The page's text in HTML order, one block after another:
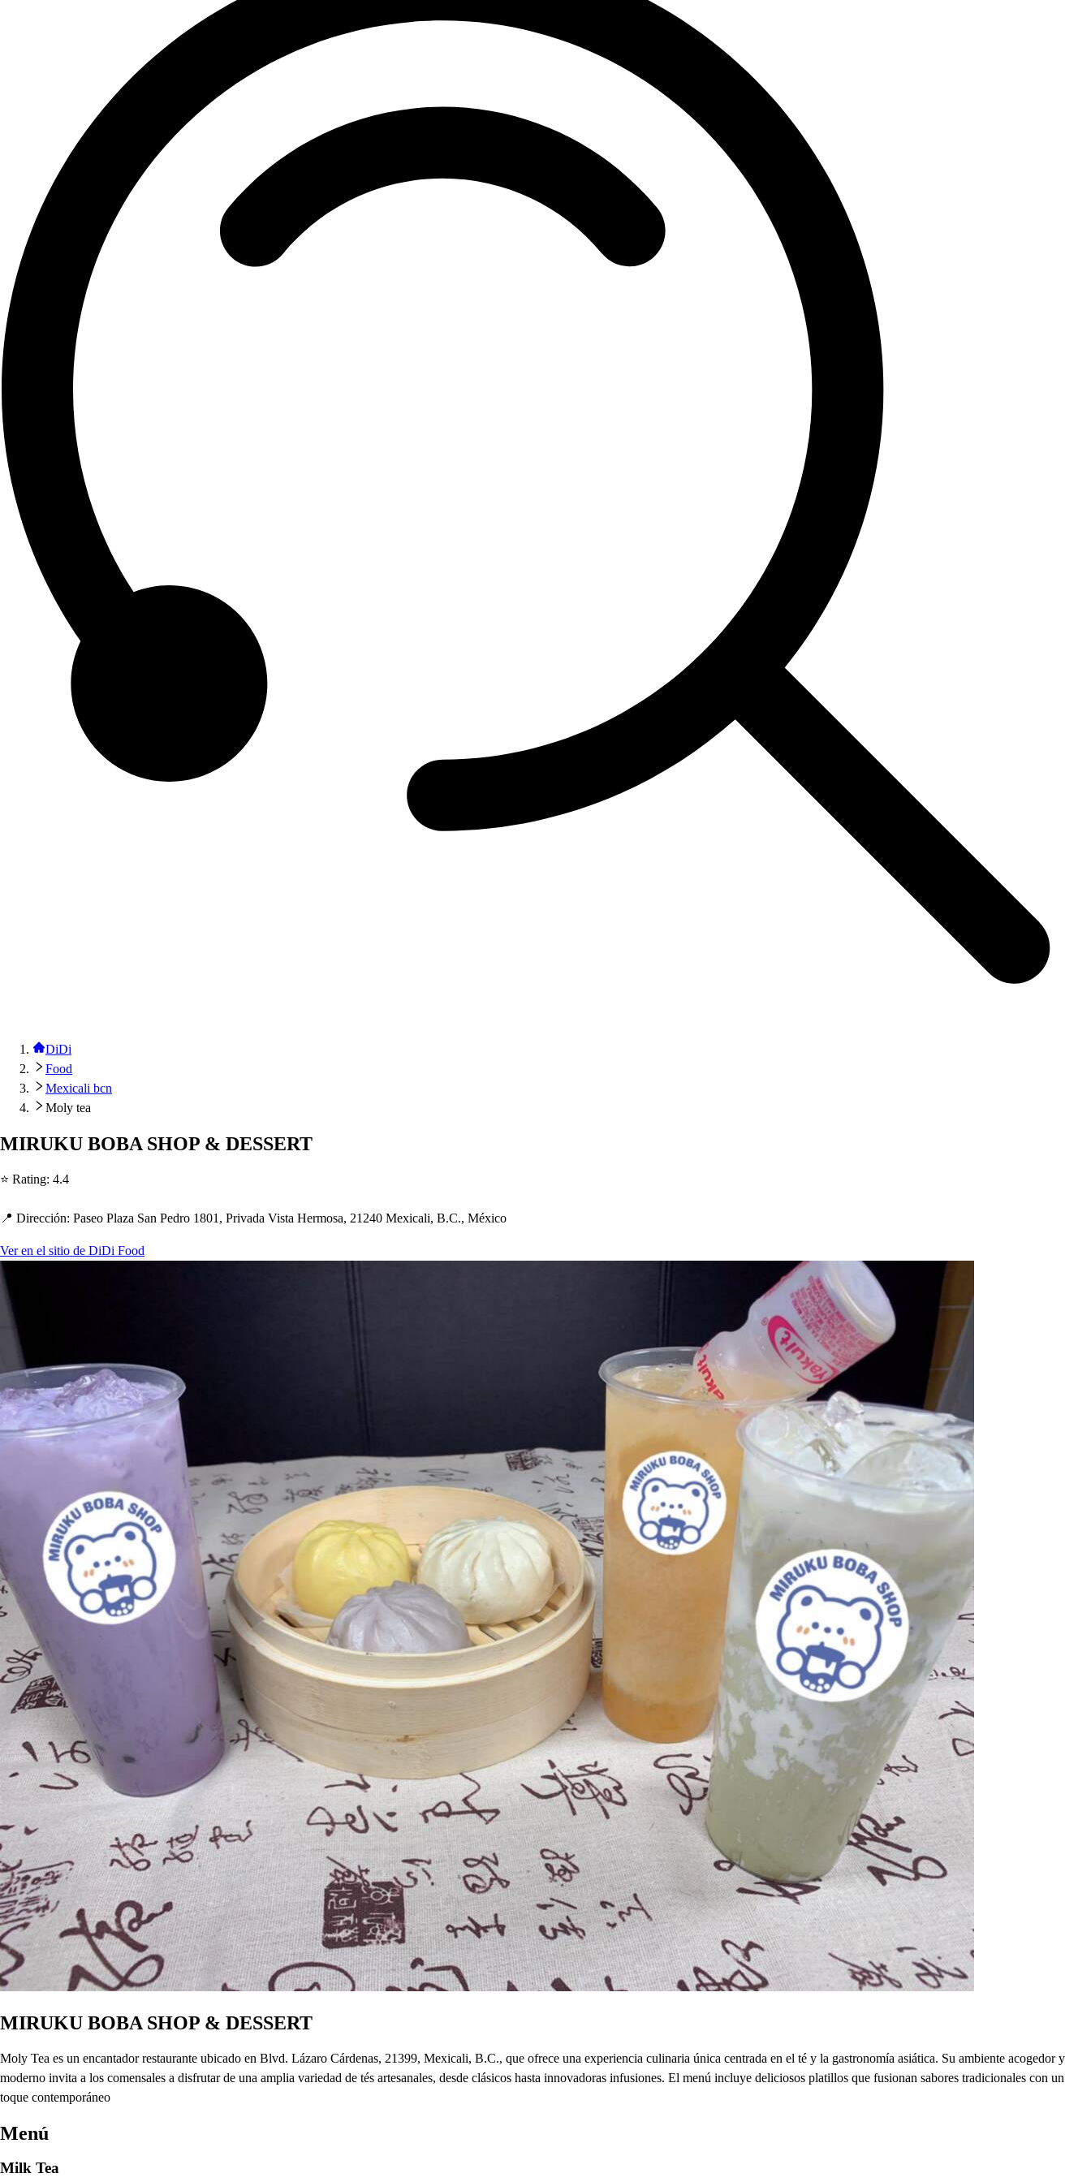
DiDi
Food
Mexicali bcn
Moly tea
MIRUKU BOBA SHOP & DESSERT
⭐ Rating: 4.4
📍 Dirección: Paseo Plaza San Pedro 1801, Privada Vista Hermosa, 21240 Mexicali, B.C., México
Ver en el sitio de DiDi Food
MIRUKU BOBA SHOP & DESSERT
Moly Tea es un encantador restaurante ubicado en Blvd. Lázaro Cárdenas, 21399, Mexicali, B.C., que ofrece una experiencia culinaria única centrada en el té y la gastronomía asiática. Su ambiente acogedor y
moderno invita a los comensales a disfrutar de una amplia variedad de tés artesanales, desde clásicos hasta innovadoras infusiones. El menú incluye deliciosos platillos que fusionan sabores tradicionales con un
toque contemporáneo
Menú
Milk Tea